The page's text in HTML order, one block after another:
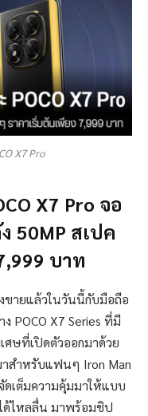
X7 Pro
X7 Pro จอ
50MP สเปค
บาท
ขายแล้วในวันนี้กับมือถือ
POCO X7 Series ที่มี
ษที่เปิดตัวออกมาด้วย
สำหรับแฟนๆ Iron Man
ดเต็มความคุ้มมาให้แบบ
ด้ไหลลื่น มาพร้อมชิป